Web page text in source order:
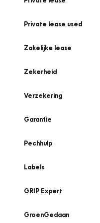
Private lease used
Zakelijke lease
Zekerheid
Verzekering
Garantie
Pechhulp
Labels
GRIP Expert
GroenGedaan